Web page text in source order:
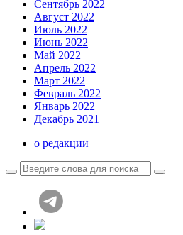
Сентябрь 2022
Август 2022
Июль 2022
Июнь 2022
Май 2022
Апрель 2022
Март 2022
Февраль 2022
Январь 2022
Декабрь 2021
о редакции